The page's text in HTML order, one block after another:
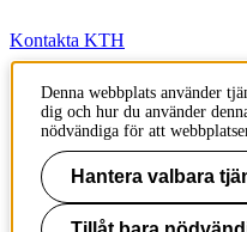
Kontakta KTH
Jobba på KTH
Press och media
Faktura och betalning KTH
Om KTH:s webbplatser
Denna webbplats använder
dig och hur du använder
nödvändiga för att
Hantera valbara